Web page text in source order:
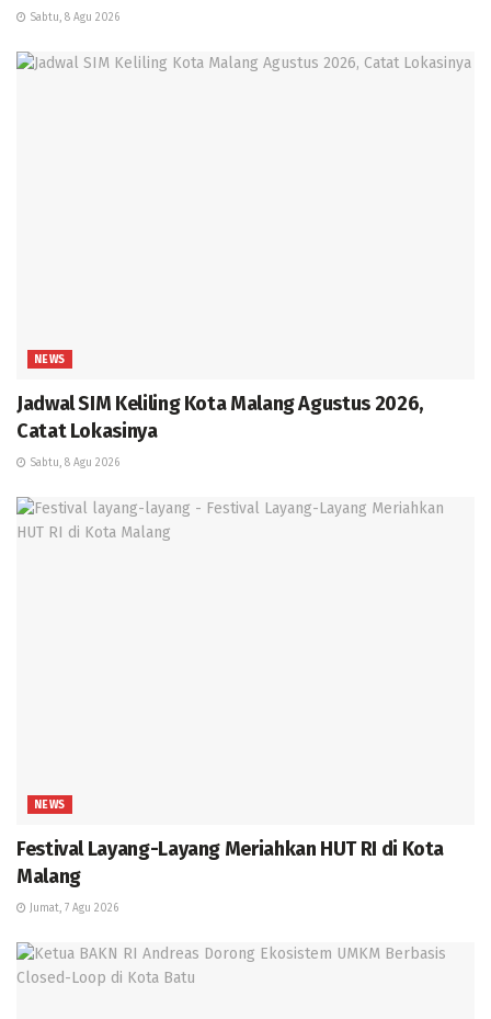
Sabtu, 8 Agu 2026
NEWS
Jadwal SIM Keliling Kota Malang Agustus 2026,
Catat Lokasinya
Sabtu, 8 Agu 2026
NEWS
Festival Layang-Layang Meriahkan HUT RI di Kota
Malang
Jumat, 7 Agu 2026